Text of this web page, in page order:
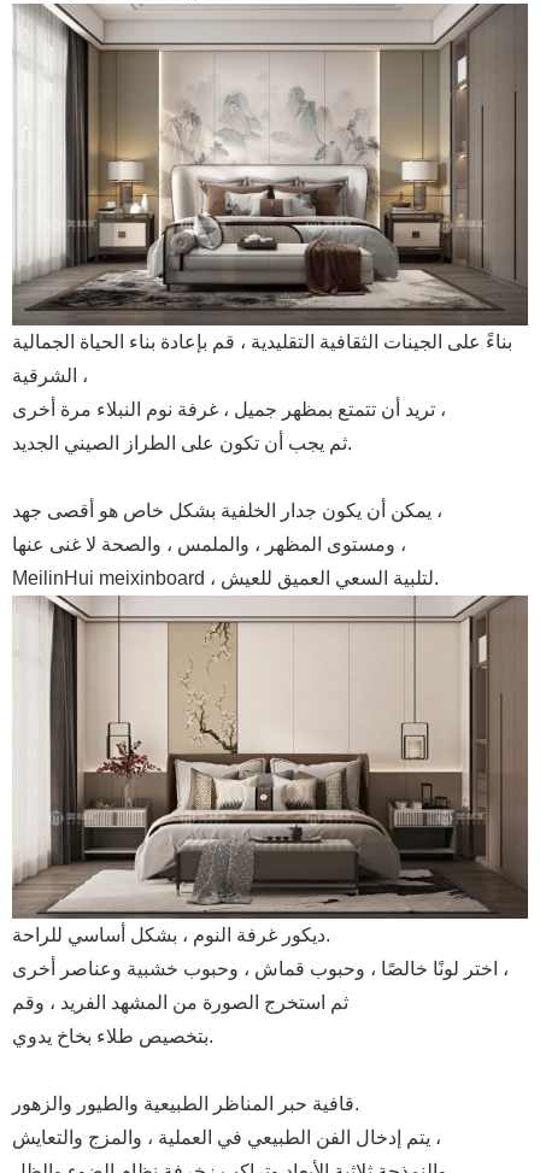
بناءً على الجينات الثقافية التقليدية ، قم بإعادة بناء الحياة الجمالية
الشرقية ،
تريد أن تتمتع بمظهر جميل ، غرفة نوم النبلاء مرة أخرى ،
ثم يجب أن تكون على الطراز الصيني الجديد.
يمكن أن يكون جدار الخلفية بشكل خاص هو أقصى جهد ،
ومستوى المظهر ، والملمس ، والصحة لا غنى عنها ،
MeilinHui meixinboard ، لتلبية السعي العميق للعيش.
ديكور غرفة النوم ، بشكل أساسي للراحة.
اختر لونًا خالصًا ، وحبوب قماش ، وحبوب خشبية وعناصر أخرى ،
ثم استخرج الصورة من المشهد الفريد ، وقم
بتخصيص طلاء بخاخ يدوي.
قافية حبر المناظر الطبيعية والطيور والزهور.
يتم إدخال الفن الطبيعي في العملية ، والمزج والتعايش ،